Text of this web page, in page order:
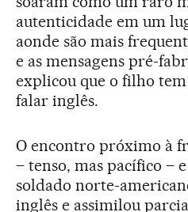
autenticidade em um
aonde são mais
e as mensagens pré-
explicou que o filho
falar inglês.
O encontro próximo à
– tenso, mas pacífico –
soldado norte-
inglês e assimilou